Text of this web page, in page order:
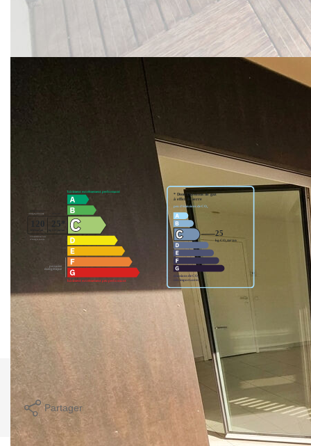
Velay depuis plus de 50 ans, vous accompagne dans tous
vos projets de location, gestion locative, transaction, vente,
assurance, estimation de biens et syndic de copropriété sur
Le Puy et ses alentours."
Nous contacter
Diagnostics énergétiques
Montant estimé des dépenses annuelles d'énergie pour un
usage standard entre 840€ et 1180€. Pour la date de
référence 01/01/2021.
Imprimer
Partager Calculer mon budget